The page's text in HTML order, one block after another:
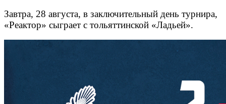
Завтра, 28 августа, в заключительный день турнира,
«Реактор» сыграет с тольяттинской «Ладьей».